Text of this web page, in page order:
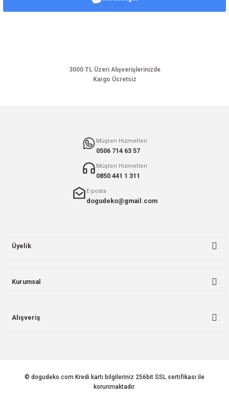
Ürün resmi kalitesiz, bozuk veya görüntülenemiyor.
3000 TL Üzeri Alışverişlerinizde
Kargo Ücretsiz
Müşteri Hizmetleri
0506 714 63 57
Müşteri Hizmetleri
0850 441 1 311
E-posta
dogudeko@gmail.com
Üyelik
Kurumsal
Alışveriş
© dogudeko.com Kredi kartı bilgileriniz 256bit SSL sertifikası ile
korunmaktadır.